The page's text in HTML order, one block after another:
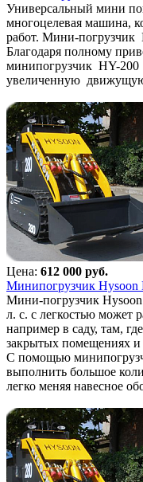
Универсальный мини
многоцелевая машина,
работ. Мини-погрузчик
Благодаря полному
минипогрузчик HY-
увеличенную
Цена: 612 000 руб.
Минипогрузчик Hysoon
Мини-погрузчик
л. с. с легкостью может
например в саду, там,
закрытых помещениях и
С помощью
выполнить большое
легко меняя навесное